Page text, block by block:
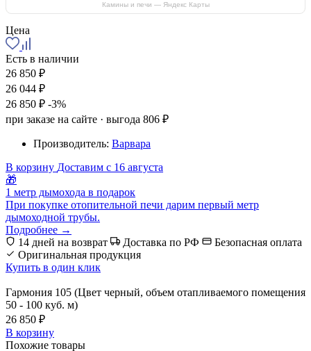
Камины и печи — Яндекс Карты
Цена
Есть в наличии
26 850 ₽
26 044 ₽
26 850 ₽ -3%
при заказе на сайте · выгода 806 ₽
Производитель: Варвара
В корзину Доставим с 16 августа
🎁
1 метр дымохода в подарок
При покупке отопительной печи дарим первый метр
дымоходной трубы.
Подробнее →
14 дней на возврат
Доставка по РФ
Безопасная оплата
Оригинальная продукция
Купить в один клик
Гармония 105 (Цвет черный, объем отапливаемого помещения
50 - 100 куб. м)
26 850 ₽
В корзину
Похожие товары